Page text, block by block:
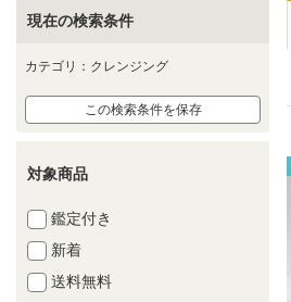
現在の検索条件
カテゴリ：クレンジング
この検索条件を保存
対象商品
鑑定付き
新着
送料無料